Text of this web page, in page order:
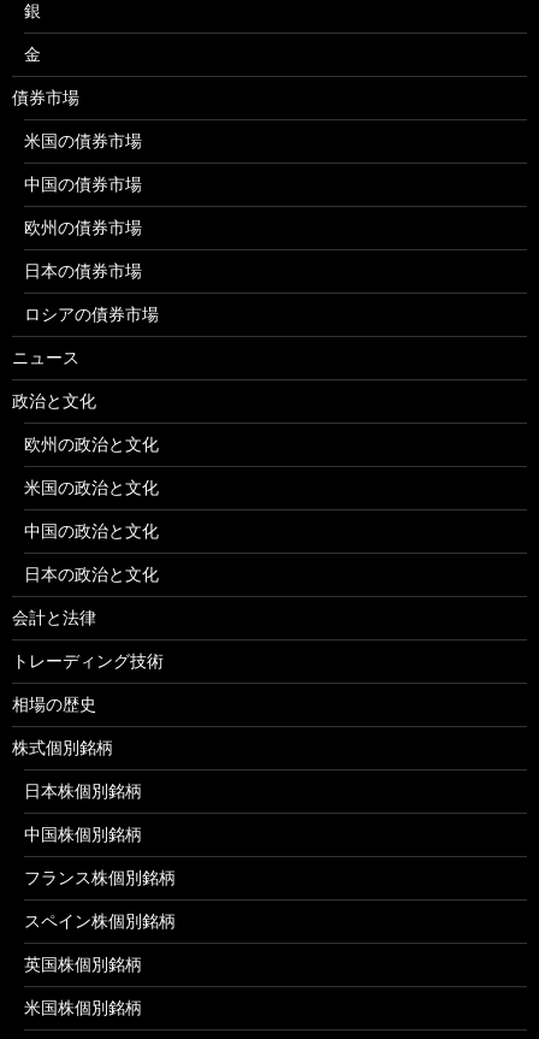
銀
金
債券市場
米国の債券市場
中国の債券市場
欧州の債券市場
日本の債券市場
ロシアの債券市場
ニュース
政治と文化
欧州の政治と文化
米国の政治と文化
中国の政治と文化
日本の政治と文化
会計と法律
トレーディング技術
相場の歴史
株式個別銘柄
日本株個別銘柄
中国株個別銘柄
フランス株個別銘柄
スペイン株個別銘柄
英国株個別銘柄
米国株個別銘柄